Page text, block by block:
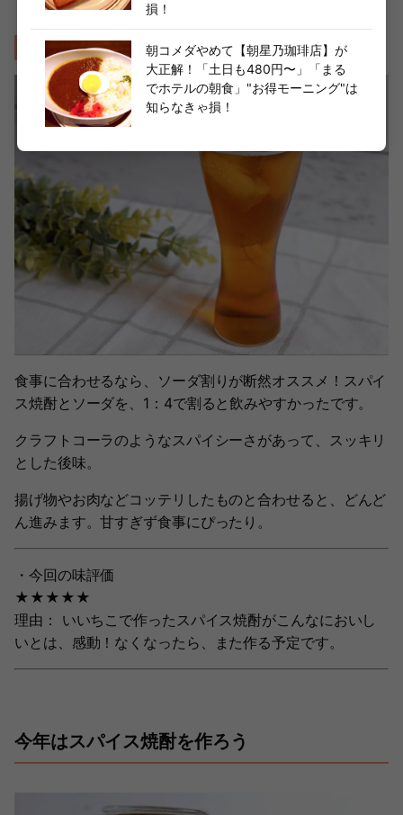
ソーダ割りで食事に合わせて
食事に合わせるなら、ソーダ割りが断然オススメ！スパイ
ス焼酎とソーダを、1：4で割ると飲みやすかったです。
クラフトコーラのようなスパイシーさがあって、スッキリ
とした後味。
揚げ物やお肉などコッテリしたものと合わせると、どんど
ん進みます。甘すぎず食事にぴったり。
・今回の味評価
★★★★★
理由： いいちこで作ったスパイス焼酎がこんなにおいし
いとは、感動！なくなったら、また作る予定です。
今年はスパイス焼酎を作ろう
損！
朝コメダやめて【朝星乃珈琲店】が
大正解！「土日も480円〜」「まる
でホテルの朝食」"お得モーニング"は
知らなきゃ損！